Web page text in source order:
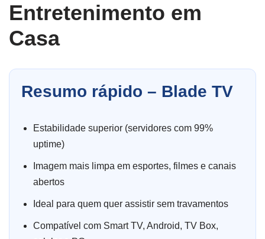
Entretenimento em
Casa
Resumo rápido – Blade TV
Estabilidade superior (servidores com 99%
uptime)
Imagem mais limpa em esportes, filmes e canais
abertos
Ideal para quem quer assistir sem travamentos
Compatível com Smart TV, Android, TV Box,